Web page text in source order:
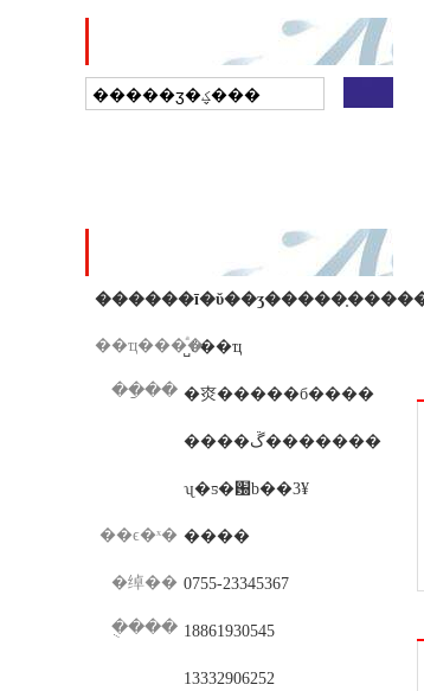
��ҵ���ͣ�˽ӫ��ҵ
��ַ�� �㶫�����б����
����ڱ�������
ʯ�ƽ�԰b��3¥
��ϵ�ˣ� ����
�绰�� 0755-23345367
�ֻ��� 18861930545
13332906252